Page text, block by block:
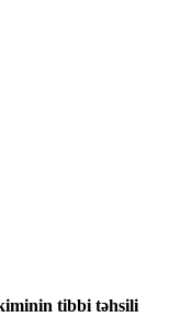
tibbi təhsili